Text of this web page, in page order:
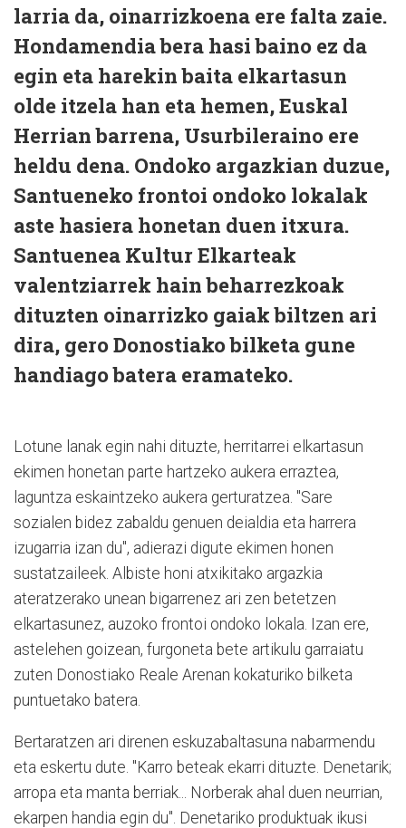
larria da, oinarrizkoena ere falta zaie.
Hondamendia bera hasi baino ez da
egin eta harekin baita elkartasun
olde itzela han eta hemen, Euskal
Herrian barrena, Usurbileraino ere
heldu dena. Ondoko argazkian duzue,
Santueneko frontoi ondoko lokalak
aste hasiera honetan duen itxura.
Santuenea Kultur Elkarteak
valentziarrek hain beharrezkoak
dituzten oinarrizko gaiak biltzen ari
dira, gero Donostiako bilketa gune
handiago batera eramateko.
Lotune lanak egin nahi dituzte, herritarrei elkartasun
ekimen honetan parte hartzeko aukera erraztea,
laguntza eskaintzeko aukera gerturatzea. "Sare
sozialen bidez zabaldu genuen deialdia eta harrera
izugarria izan du", adierazi digute ekimen honen
sustatzaileek. Albiste honi atxikitako argazkia
ateratzerako unean bigarrenez ari zen betetzen
elkartasunez, auzoko frontoi ondoko lokala. Izan ere,
astelehen goizean, furgoneta bete artikulu garraiatu
zuten Donostiako Reale Arenan kokaturiko bilketa
puntuetako batera.
Bertaratzen ari direnen eskuzabaltasuna nabarmendu
eta eskertu dute. "Karro beteak ekarri dituzte. Denetarik;
arropa eta manta berriak... Norberak ahal duen neurrian,
ekarpen handia egin du". Denetariko produktuak ikusi